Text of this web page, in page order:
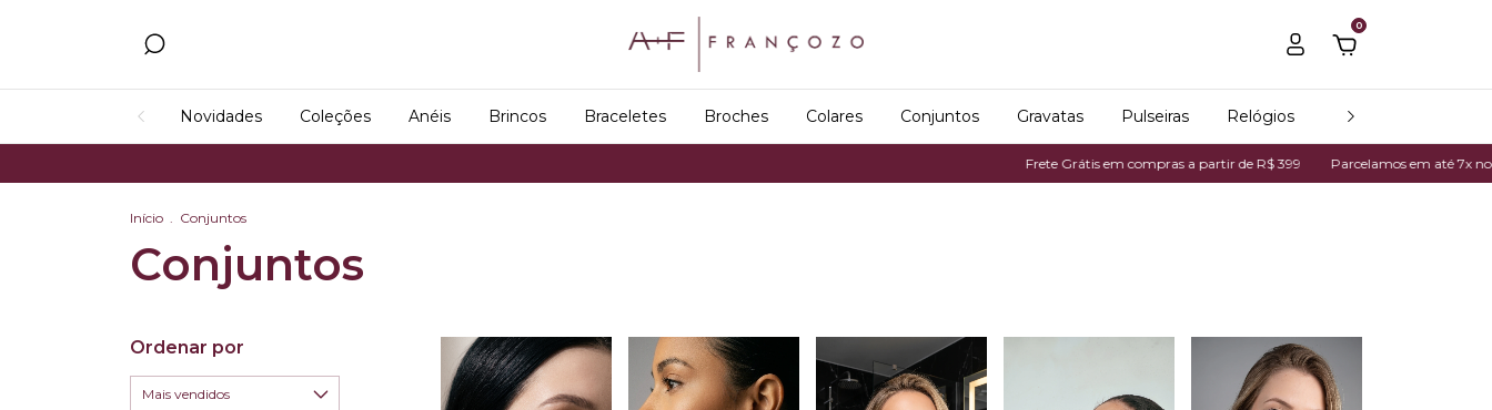
0
Novidades Coleções Anéis Brincos Braceletes Broches Colares Conjuntos Gravatas Pulseiras Relógios Todos os produtos
Frete Grátis em compras a partir de R$ 399 Parcelamos em até 7x no cartão de crédito
Início . Conjuntos
Conjuntos
Ordenar por